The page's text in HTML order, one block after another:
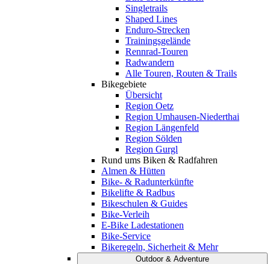
Singletrails
Shaped Lines
Enduro-Strecken
Trainingsgelände
Rennrad-Touren
Radwandern
Alle Touren, Routen & Trails
Bikegebiete
Übersicht
Region Oetz
Region Umhausen-Niederthai
Region Längenfeld
Region Sölden
Region Gurgl
Rund ums Biken & Radfahren
Almen & Hütten
Bike- & Radunterkünfte
Bikelifte & Radbus
Bikeschulen & Guides
Bike-Verleih
E-Bike Ladestationen
Bike-Service
Bikeregeln, Sicherheit & Mehr
Outdoor & Adventure